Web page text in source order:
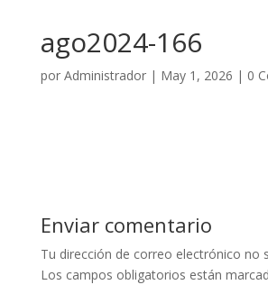
ago2024-166
por Administrador| May 1, 2026 | 0
Enviar comentario
Tu dirección de correo electrónico no
Los campos obligatorios están